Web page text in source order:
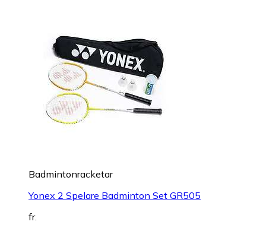
Badmintonracketar
Yonex 2 Spelare Badminton Set GR505
fr.